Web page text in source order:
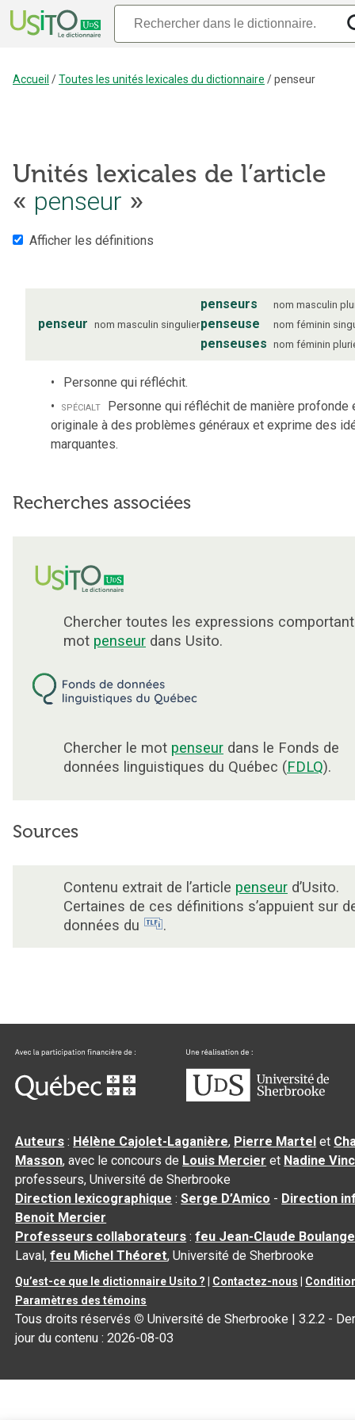
Accueil /Toutes les unités lexicales du dictionnaire /penseur
Unités lexicales de l’article
« penseur »
Afficher les définitions
penseur nom masculin singulier
penseurs nom masculin
penseuse nom féminin
penseuses nom féminin
Personne qui réfléchit.
spécialt Personne qui réfléchit de manière profonde
originale à des problèmes généraux et exprime des
marquantes.
Recherches associées
Chercher toutes les expressions
mot penseur dans Usito.
Chercher le mot penseur dans le Fonds de
données linguistiques du Québec (FDLQ).
Sources
Contenu extrait de l’article penseur d’Usito.
Certaines de ces définitions s’appuient sur
données du
.
Auteurs : Hélène Cajolet-Laganière, Pierre Martel et
Masson, avec le concours de Louis Mercier et Nadine
professeurs, Université de Sherbrooke
Direction lexicographique :Serge D’Amico - Direction
Benoit Mercier
Professeurs collaborateurs :feu Jean-Claude
Laval,feu Michel Théoret, Université de Sherbrooke
Qu’est-ce que le dictionnaire Usito ? Contactez-nous
Paramètres des témoins
Tous droits réservés © Université de Sherbrooke |3.2.2 -
jour du contenu :2026-08-03